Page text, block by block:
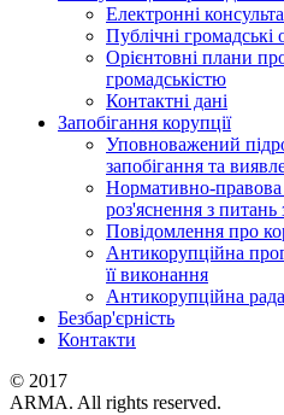
Електронні
Публічні громадські
Орієнтовні плани
громадськістю
Контактні дані
Запобігання корупції
Уповноважений
запобігання та
Нормативно-правова
роз'яснення з питань
Повідомлення про
Антикорупційна
її виконання
Антикорупційна
Безбар'єрність
Контакти
© 2017
ARMA. All rights reserved.